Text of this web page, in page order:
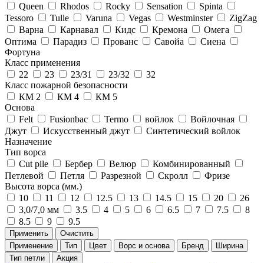
Queen
Rhodos Rocky Sensation
Spinta
Tessoro
Tulle Varuna Vegas Westminster
ZigZag
Варна
Карнавал Кидс Кремона
Омега
Оптима
Парадиз Прованс Савойа
Сиена
Фортуна
Класс применения
22
23 23/31 23/32
32
Класс пожарной безопасности
КМ 2
КМ 4
КМ 5
Основа
Felt
Fusionbac Termo войлок
Войлочная
Джут
Искусственный джут
Синтетический войлок
Назначение
Тип ворса
Cut pile
Бербер Велюр
Комбинированный
Петлевой
Петля Разрезной Скролл
Фризе
Высота ворса (мм.)
10
11 12 12.5 13 14.5 15 20
26
3,0/7,0 мм
3.5 4 5 6 6.5 7 7.5
8
8.5
9 9.5
Применить
Очистить
Применение
Тип Цвет Ворс и основа Бренд
Ширина
Тип петли
Акция